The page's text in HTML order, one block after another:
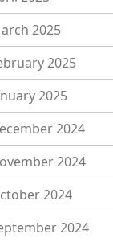
2025
2025
2025
2024
2024
2024
2024